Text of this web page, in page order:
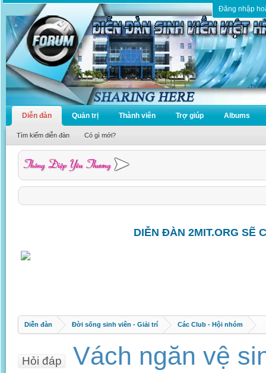
Đăng nhập
Diễn đàn
Tìm kiếm diễn đàn Có gì mới?
Quản trị Thành viên Trợ giúp Albums
DIỄN ĐÀN 2MIT.ORG SẼ
Diễn đàn Đời sống sinh viên - Giải trí Các Club - Hội nhóm
Hỏi đáp
Vách ngăn vệ